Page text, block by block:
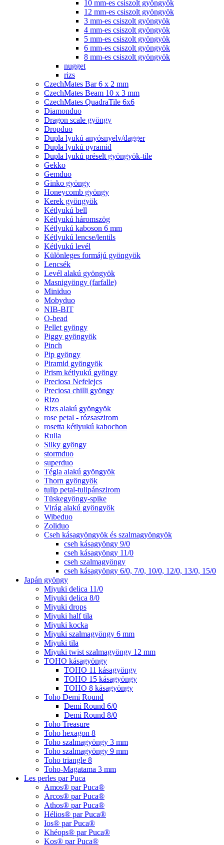
10 mm-es csiszolt gyöngyök
12 mm-es csiszolt gyöngyök
3 mm-es csiszolt gyöngyök
4 mm-es csiszolt gyöngyök
5 mm-es csiszolt gyöngyök
6 mm-es csiszolt gyöngyök
8 mm-es csiszolt gyöngyök
nugget
rizs
CzechMates Bar 6 x 2 mm
CzechMates Beam 10 x 3 mm
CzechMates QuadraTile 6x6
Diamonduo
Dragon scale gyöngy
Dropduo
Dupla lyukú anyósnyelv/dagger
Dupla lyukú pyramid
Dupla lyukú préselt gyöngyök-tile
Gekko
Gemduo
Ginko gyöngy
Honeycomb gyöngy
Kerek gyöngyök
Kétlyukú bell
Kétlyukú háromszög
Kétlyukú kaboson 6 mm
Kétlyukú lencse/lentils
Kétlyukú levél
Különleges formájú gyöngyök
Lencsék
Levél alakú gyöngyök
Masnigyöngy (farfalle)
Miniduo
Mobyduo
NIB-BIT
O-bead
Pellet gyöngy
Piggy gyöngyök
Pinch
Pip gyöngy
Piramid gyöngyök
Prism kétlyukú gyöngy
Preciosa Nefelejcs
Preciosa chilli gyöngy
Rizo
Rizs alakú gyöngyök
rose petal - rózsaszirom
rosetta kétlyukú kabochon
Rulla
Silky gyöngy
stormduo
superduo
Tégla alakú gyöngyök
Thorn gyöngyök
tulip petal-tulipánszirom
Tüskegyöngy-spike
Virág alakú gyöngyök
Wibeduo
Zoliduo
Cseh kásagyöngyök és szalmagyöngyök
cseh kásagyöngy 9/0
cseh kásagyöngy 11/0
cseh szalmagyöngy
cseh kásagyöngy 6/0, 7/0, 10/0, 12/0, 13/0, 15/0
Japán gyöngy
Miyuki delica 11/0
Miyuki delica 8/0
Miyuki drops
Miyuki half tila
Miyuki kocka
Miyuki szalmagyöngy 6 mm
Miyuki tila
Miyuki twist szalmagyöngy 12 mm
TOHO kásagyöngy
TOHO 11 kásagyöngy
TOHO 15 kásagyöngy
TOHO 8 kásagyöngy
Toho Demi Round
Demi Round 6/0
Demi Round 8/0
Toho Treasure
Toho hexagon 8
Toho szalmagyöngy 3 mm
Toho szalmagyöngy 9 mm
Toho triangle 8
Toho-Magatama 3 mm
Les perles par Puca
Amos® par Puca®
Arcos® par Puca®
Athos® par Puca®
Hélios® par Puca®
Ios® par Puca®
Khéops® par Puca®
Kos® par Puca®